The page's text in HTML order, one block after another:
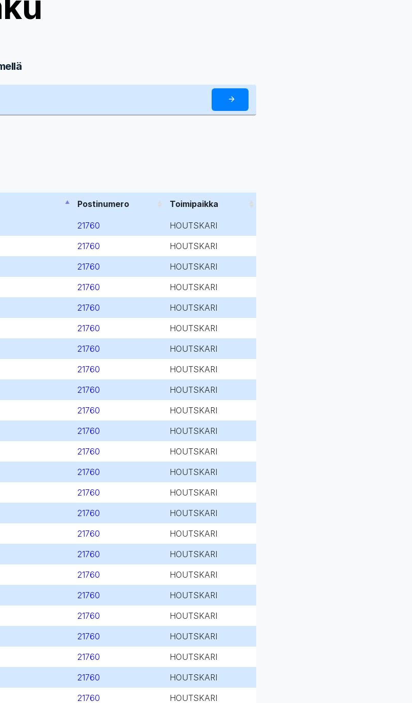
Postinumero Toimipaikka
21760
HOUTSKARI
21760
HOUTSKARI
21760
HOUTSKARI
21760
HOUTSKARI
21760
HOUTSKARI
21760
HOUTSKARI
21760
HOUTSKARI
21760
HOUTSKARI
21760
HOUTSKARI
21760
HOUTSKARI
21760
HOUTSKARI
21760
HOUTSKARI
21760
HOUTSKARI
21760
HOUTSKARI
21760
HOUTSKARI
21760
HOUTSKARI
21760
HOUTSKARI
21760
HOUTSKARI
21760
HOUTSKARI
21760
HOUTSKARI
21760
HOUTSKARI
21760
HOUTSKARI
21760
HOUTSKARI
21760
HOUTSKARI